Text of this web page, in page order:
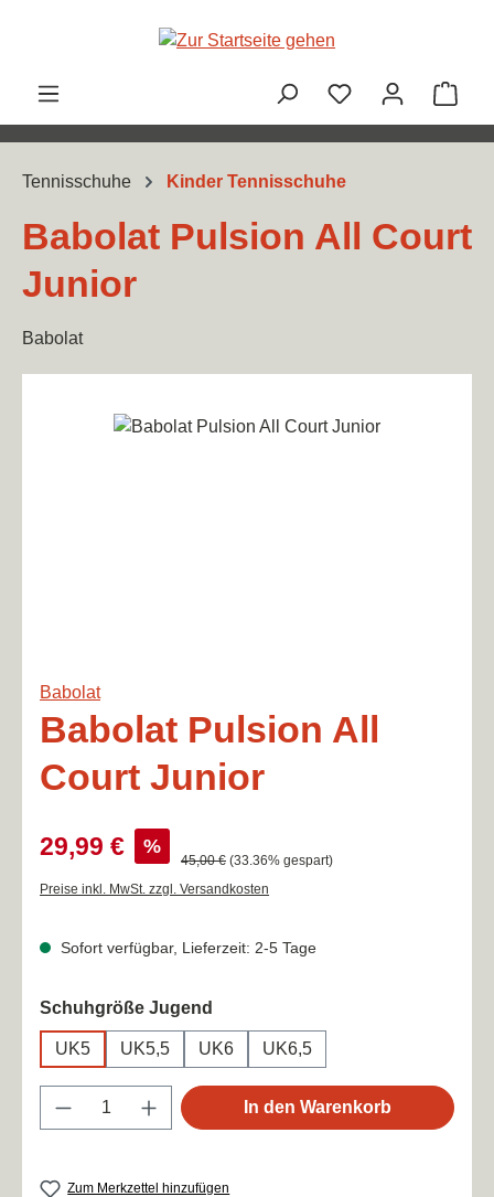
Zum Hauptinhalt springen
Tennisschuhe Kinder Tennisschuhe
Babolat Pulsion All Court
Junior
Babolat
Bildergalerie überspringen
Babolat
Babolat Pulsion All
Court Junior
Verkaufspreis:
29,99 € %
Regulärer Preis:
45,00 € (33.36% gespart)
Preise inkl. MwSt. zzgl. Versandkosten
Sofort verfügbar, Lieferzeit: 2-5 Tage
Schuhgröße Jugend
UK5 UK5,5 UK6 UK6,5
Produkt Anzahl: Gib den gewünschten
In den Warenkorb
Zum Merkzettel hinzufügen